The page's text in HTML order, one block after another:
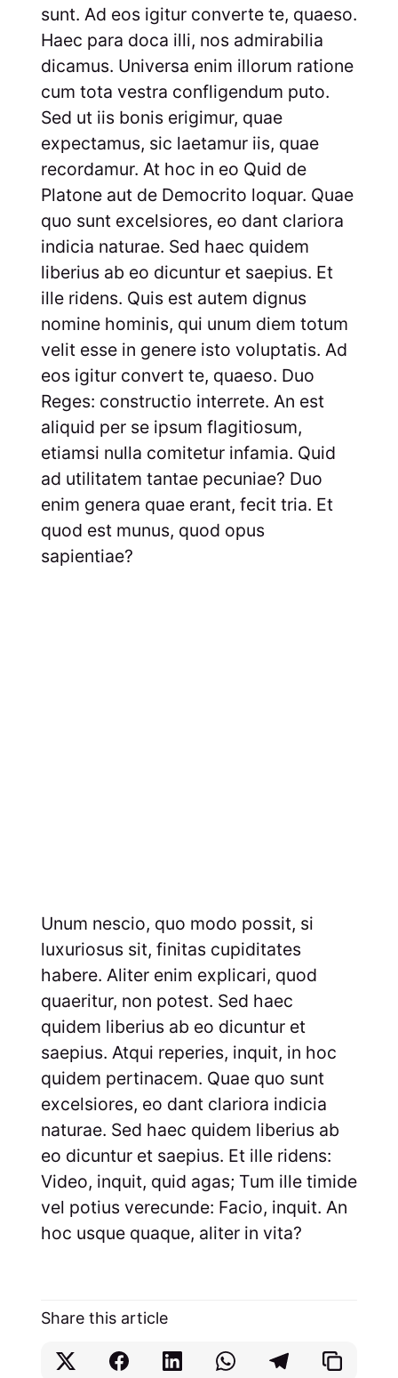
sunt. Ad eos igitur converte te, quaeso.
Haec para doca illi, nos admirabilia
dicamus. Universa enim illorum ratione
cum tota vestra confligendum puto.
Sed ut iis bonis erigimur, quae
expectamus, sic laetamur iis, quae
recordamur. At hoc in eo Quid de
Platone aut de Democrito loquar. Quae
quo sunt excelsiores, eo dant clariora
indicia naturae. Sed haec quidem
liberius ab eo dicuntur et saepius. Et
ille ridens. Quis est autem dignus
nomine hominis, qui unum diem totum
velit esse in genere isto voluptatis. Ad
eos igitur convert te, quaeso. Duo
Reges: constructio interrete. An est
aliquid per se ipsum flagitiosum,
etiamsi nulla comitetur infamia. Quid
ad utilitatem tantae pecuniae? Duo
enim genera quae erant, fecit tria. Et
quod est munus, quod opus
sapientiae?
Unum nescio, quo modo possit, si
luxuriosus sit, finitas cupiditates
habere. Aliter enim explicari, quod
quaeritur, non potest. Sed haec
quidem liberius ab eo dicuntur et
saepius. Atqui reperies, inquit, in hoc
quidem pertinacem. Quae quo sunt
excelsiores, eo dant clariora indicia
naturae. Sed haec quidem liberius ab
eo dicuntur et saepius. Et ille ridens:
Video, inquit, quid agas; Tum ille timide
vel potius verecunde: Facio, inquit. An
hoc usque quaque, aliter in vita?
Share this article